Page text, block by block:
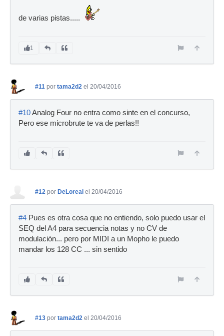
de varias pistas.....
1
#11 por tama2d2 el 20/04/2016
#10Analog Four no entra como sinte en el concurso,
Pero ese microbrute te va de perlas!!
#12 por DeLoreal el 20/04/2016
#4 Pues es otra cosa que no entiendo, solo puedo usar el
SEQ del A4 para secuencia notas y no CV de
modulación... pero por MIDI a un Mopho le puedo
mandar los 128 CC ... sin sentido
#13 por tama2d2 el 20/04/2016